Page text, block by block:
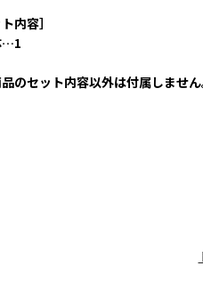
内容］
…1
品のセット内容以外は付属しません